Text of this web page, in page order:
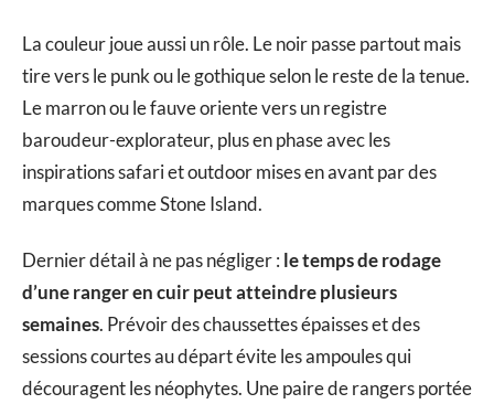
La couleur joue aussi un rôle. Le noir passe partout mais
tire vers le punk ou le gothique selon le reste de la tenue.
Le marron ou le fauve oriente vers un registre
baroudeur-explorateur, plus en phase avec les
inspirations safari et outdoor mises en avant par des
marques comme Stone Island.
Dernier détail à ne pas négliger : le temps de rodage
d’une ranger en cuir peut atteindre plusieurs
semaines. Prévoir des chaussettes épaisses et des
sessions courtes au départ évite les ampoules qui
découragent les néophytes. Une paire de rangers portée